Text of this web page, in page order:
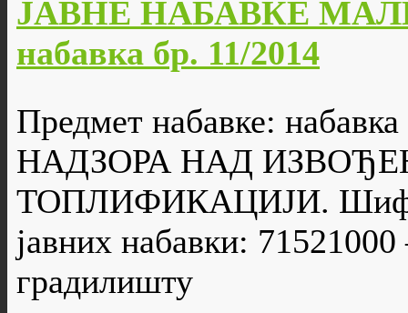
ЈАВНЕ НАБАВКЕ
набавка бр. 11/2014
Предмет набавке:
НАДЗОРА НАД
ТОПЛИФИКАЦИЈИ.
јавних набавки: 71521000
градилишту